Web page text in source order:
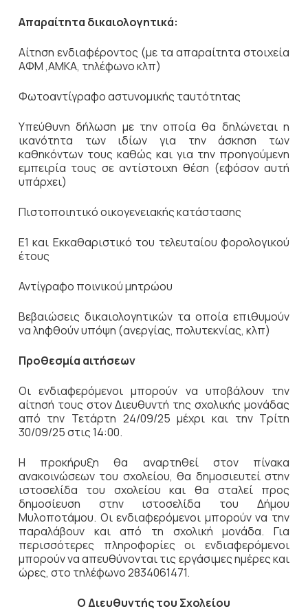
Απαραίτητα δικαιολογητικά:
Αίτηση ενδιαφέροντος (με τα απαραίτητα στοιχεία
ΑΦΜ ,ΑΜΚΑ, τηλέφωνο κλπ)
Φωτοαντίγραφο αστυνομικής ταυτότητας
Υπεύθυνη δήλωση με την οποία θα δηλώνεται η
ικανότητα των ιδίων για την άσκηση των
καθηκόντων τους καθώς και για την προηγούμενη
εμπειρία τους σε αντίστοιχη θέση (εφόσον αυτή
υπάρχει)
Πιστοποιητικό οικογενειακής κατάστασης
Ε1 και Εκκαθαριστικό του τελευταίου φορολογικού
έτους
Αντίγραφο ποινικού μητρώου
Βεβαιώσεις δικαιολογητικών τα οποία επιθυμούν
να ληφθούν υπόψη (ανεργίας, πολυτεκνίας, κλπ)
Προθεσμία αιτήσεων
Οι ενδιαφερόμενοι μπορούν να υποβάλουν την
αίτησή τους στον Διευθυντή της σχολικής μονάδας
από την Τετάρτη 24/09/25 μέχρι και την Τρίτη
30/09/25 στις 14:00.
Η προκήρυξη θα αναρτηθεί στον πίνακα
ανακοινώσεων του σχολείου, θα δημοσιευτεί στην
ιστοσελίδα του σχολείου και θα σταλεί προς
δημοσίευση στην ιστοσελίδα του Δήμου
Μυλοποτάμου. Οι ενδιαφερόμενοι μπορούν να την
παραλάβουν και από τη σχολική μονάδα. Για
περισσότερες πληροφορίες οι ενδιαφερόμενοι
μπορούν να απευθύνονται τις εργάσιμες ημέρες και
ώρες, στο τηλέφωνο 2834061471.
Ο Διευθυντής του Σχολείου